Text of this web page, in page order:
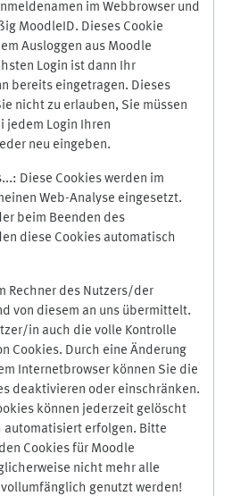
im Webbrowser und
MoodleID. Dieses Cookie
Ausloggen aus Moodle
Login ist dann Ihr
bereits eingetragen. Dieses
nicht zu erlauben, Sie müssen
jedem Login Ihren
neu eingeben.
Diese Cookies werden im
Web-Analyse eingesetzt.
beim Beenden des
diese Cookies automatisch
Rechner des Nutzers/der
von diesem an uns übermittelt.
in auch die volle Kontrolle
Cookies. Durch eine Änderung
Internetbrowser können Sie die
deaktivieren oder einschränken.
können jederzeit gelöscht
automatisiert erfolgen. Bitte
Cookies für Moodle
nicht mehr alle
genutzt werden!